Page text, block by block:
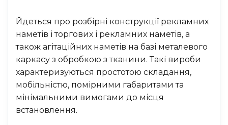
Йдеться про розбірні конструкції рекламних
наметів і торгових і рекламних наметів, а
також агітаційних наметів на базі металевого
каркасу з обробкою з тканини. Такі вироби
характеризуються простотою складання,
мобільністю, помірними габаритами та
мінімальними вимогами до місця
встановлення.